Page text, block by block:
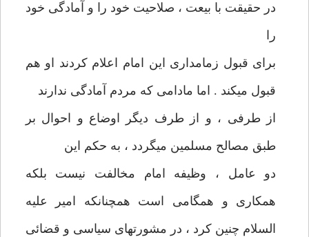
در حقيقت با بيعت ، صلاحيت خود را و آمادگی خود
را
برای قبول زمامداری اين امام اعلام كردند او هم
قبول می‏كند . اما مادامی كه مردم آمادگی ندارند
از طرفی ، و از طرف ديگر اوضاع و احوال بر
طبق مصالح مسلمين می‏گردد ، به حكم اين
دو عامل ، وظيفه امام‏ مخالفت نيست بلكه
همكاری و همگامی است همچنانكه امير عليه
السلام چنين‏ كرد ، در مشورتهای سياسی و قضائی